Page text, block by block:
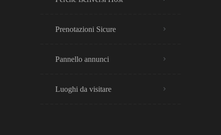
Prenotazioni Sicure
Pannello annunci
Luoghi da visitare